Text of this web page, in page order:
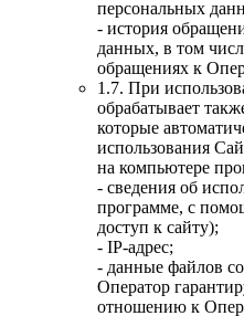
персональных
- история
данных, в том
обращениях к
1.7. При
обрабатывает
которые
использования
на компьютере
- сведения об
программе, с
доступ к сайту);
- IP-адрес;
- данные файлов
Оператор
отношению к